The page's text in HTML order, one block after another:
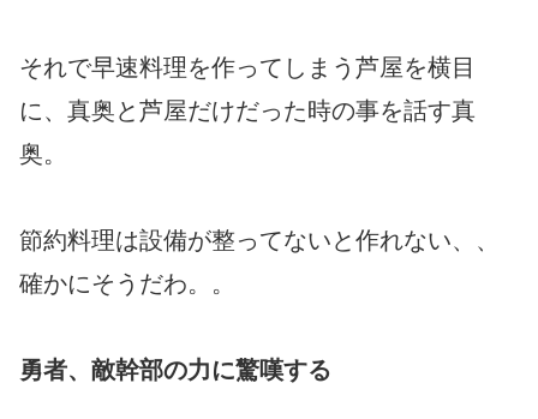
それで早速料理を作ってしまう芦屋を横目
に、真奥と芦屋だけだった時の事を話す真
奥。
節約料理は設備が整ってないと作れない、、
確かにそうだわ。。
勇者、敵幹部の力に驚嘆する